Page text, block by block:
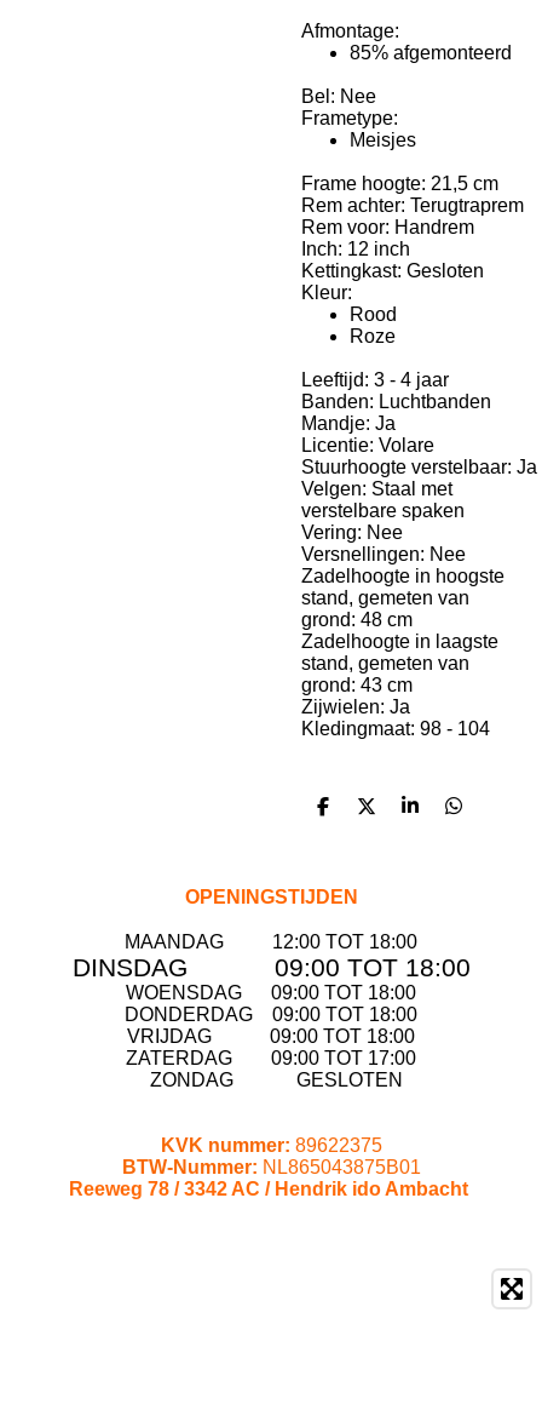
Afmontage:
85% afgemonteerd
Bel: Nee
Frametype:
Meisjes
Frame hoogte: 21,5 cm
Rem achter: Terugtraprem
Rem voor: Handrem
Inch: 12 inch
Kettingkast: Gesloten
Kleur:
Rood
Roze
Leeftijd: 3 - 4 jaar
Banden: Luchtbanden
Mandje: Ja
Licentie: Volare
Stuurhoogte verstelbaar: Ja
Velgen: Staal met
verstelbare spaken
Vering: Nee
Versnellingen: Nee
Zadelhoogte in hoogste
stand, gemeten van
grond: 48 cm
Zadelhoogte in laagste
stand, gemeten van
grond: 43 cm
Zijwielen: Ja
Kledingmaat: 98 - 104
DelenDeel ShareDelen
OPENINGSTIJDEN
MAANDAG 12:00 TOT 18:00
DINSDAG 09:00 TOT 18:00
WOENSDAG 09:00 TOT 18:00
DONDERDAG 09:00 TOT 18:00
VRIJDAG
09:00 TOT 18:00
ZATERDAG 09:00 TOT 17:00
ZONDAG GESLOTEN
KVK nummer: 89622375
BTW-Nummer: NL865043875B01
Reeweg 78 /3342 AC / Hendrik ido Ambacht